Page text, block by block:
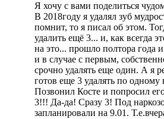
Я хочу с вами поделиться
В 2018году я удалял зуб
помнит, то я писал об этом.
удалить ещё 3... и, как всегда
на это... прошло полтора года
и в случае с первым,
срочно удалять еще один. А я
готов еще 3 удалять по одному
Позвонил Косте и попросил
3!!! Да-да! Сразу 3! Под
запланировали на 9.01.